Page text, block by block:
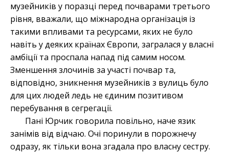
музейників у поразці перед почварами третього
рівня, вважали, що міжнародна організація із
такими впливами та ресурсами, яких не було
навіть у деяких країнах Європи, загралася у власні
амбіції та проспала напад під самим носом.
Зменшення злочинів за участі почвар та,
відповідно, зникнення музейників з вулиць було
для цих людей ледь не єдиним позитивом
перебування в сегрегації.
Пані Юрчик говорила повільно, наче язик
занімів від відчаю. Очі поринули в порожнечу
одразу, як тільки вона згадала про власну сестру.